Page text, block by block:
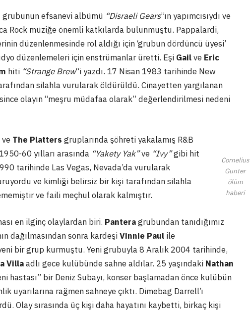
grubunun efsanevi albümü “Disraeli Gears”ın yapımcısıydı ve
Rock müziğe önemli katkılarda bulunmuştu. Pappalardi,
düzenlenmesinde rol aldığı için ‘grubun dördüncü üyesi’
düzenlemeleri için enstrümanlar üretti. Eşi Gailve Eric
hiti “Strange Brew“i yazdı. 17 Nisan 1983 tarihinde New
silahla vurularak öldürüldü. Cinayetten yargılanan
olayın “meşru müdafaa olarak” değerlendirilmesi nedeni
Cornelius
Gunter
ölüm
haberi
ve The Platters gruplarında şöhreti yakalamış R&B
60 yılları arasında “Yakety Yak”ve “Ivy”gibi hit
tarihinde Las Vegas, Nevada’da vurularak
ve kimliği belirsiz bir kişi tarafından silahla
ve faili meçhul olarak kalmıştır.
en ilginç olaylardan biri. Panteragrubundan tanıdığımız
dağılmasından sonra kardeşiVinnie Paul ile
bir grup kurmuştu. Yeni grubuyla 8 Aralık 2004 tarihinde,
Villaadlı gece kulübünde sahne aldılar. 25 yaşındaki Nathan
hastası” bir Deniz Subayı, konser başlamadan önce kulübün
uyarılarına rağmen sahneye çıktı. Dimebag Darrell’ı
Olay sırasında üç kişi daha hayatını kaybetti, birkaç kişi